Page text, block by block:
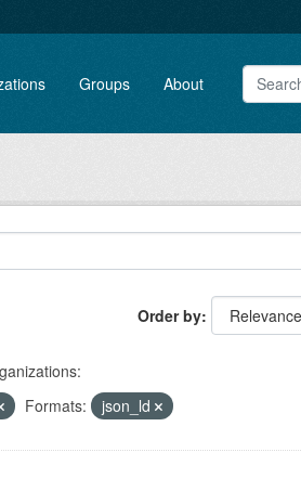
Groups About
Order by
Formats: json_ld